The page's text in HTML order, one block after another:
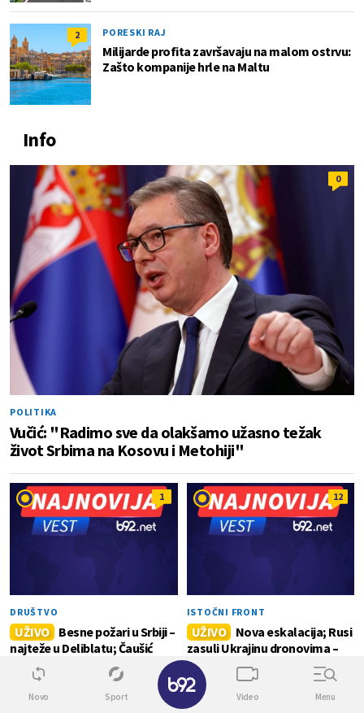
2 PORESKI RAJ
Milijarde profita završavaju na malom ostrvu:
Zašto kompanije hrle na Maltu
Info
0
POLITIKA
Vučić: "Radimo sve da olakšamo užasno težak
život Srbima na Kosovu i Metohiji"
1
DRUŠTVO
UŽIVO
Besne požari u Srbiji –
najteže u Deliblatu; Čaušić
izneo najnovije informacije o
situaciji na terenu VIDEO
12
ISTOČNI FRONT
UŽIVO
Nova eskalacija; Rusi
zasuli Ukrajinu dronovima –
sledi osveta; Hiljade mrtvih
vojnika FOTO/VIDEO
Novo Sport Video Menu
✕